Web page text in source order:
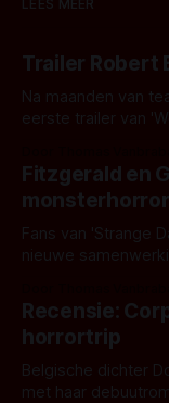
LEES MEER
Trailer Robert
Na maanden van
eerste trailer van
kille stijl vol folklore
het het al
Fitzgerald en
Fans van 'Strange
nieuwe
'Skeletons', een
opnames zijn
Recensie:
horrortrip
Belgische dichter
met haar